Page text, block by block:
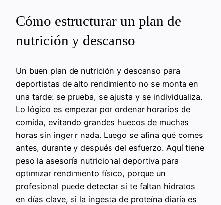
Cómo estructurar un plan de
nutrición y descanso
Un buen plan de nutrición y descanso para
deportistas de alto rendimiento no se monta en
una tarde: se prueba, se ajusta y se individualiza.
Lo lógico es empezar por ordenar horarios de
comida, evitando grandes huecos de muchas
horas sin ingerir nada. Luego se afina qué comes
antes, durante y después del esfuerzo. Aquí tiene
peso la asesoría nutricional deportiva para
optimizar rendimiento físico, porque un
profesional puede detectar si te faltan hidratos
en días clave, si la ingesta de proteína diaria es